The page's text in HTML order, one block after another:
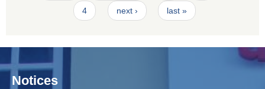
4 next › last »
Notices